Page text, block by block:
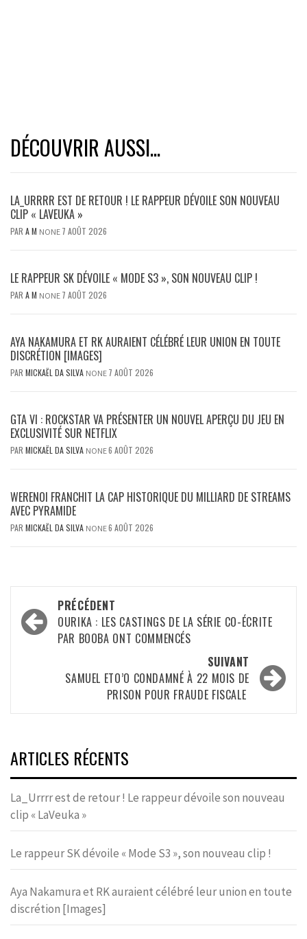
DÉCOUVRIR AUSSI...
LA_URRRR EST DE RETOUR ! LE RAPPEUR DÉVOILE SON NOUVEAU
CLIP « LAVEUKA »
PAR A M NONE 7 AOÛT 2026
LE RAPPEUR SK DÉVOILE « MODE S3 », SON NOUVEAU CLIP !
PAR A M NONE 7 AOÛT 2026
AYA NAKAMURA ET RK AURAIENT CÉLÉBRÉ LEUR UNION EN TOUTE
DISCRÉTION [IMAGES]
PAR MICKAËL DA SILVA NONE 7 AOÛT 2026
GTA VI : ROCKSTAR VA PRÉSENTER UN NOUVEL APERÇU DU JEU EN
EXCLUSIVITÉ SUR NETFLIX
PAR MICKAËL DA SILVA NONE6 AOÛT 2026
WERENOI FRANCHIT LA CAP HISTORIQUE DU MILLIARD DE STREAMS
AVEC PYRAMIDE
PAR MICKAËL DA SILVA NONE6 AOÛT 2026
Navigation
d’article
PRÉCÉDENT
OURIKA : LES CASTINGS DE LA SÉRIE CO-ÉCRITE
PAR BOOBA ONT COMMENCÉS
SUIVANT
SAMUEL ETO’O CONDAMNÉ À 22 MOIS DE
PRISON POUR FRAUDE FISCALE
ARTICLES RÉCENTS
La_Urrrr est de retour ! Le rappeur dévoile son nouveau
clip « LaVeuka »
Le rappeur SK dévoile « Mode S3 », son nouveau clip !
Aya Nakamura et RK auraient célébré leur union en toute
discrétion [Images]